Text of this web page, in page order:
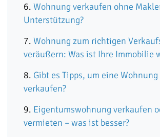
Wohnung verkaufen ohne
Unterstützung?
Wohnung zum richtigen
veräußern: Was ist Ihre Immobilie
Gibt es Tipps, um eine
verkaufen?
Eigentumswohnung verkaufen
vermieten – was ist besser?